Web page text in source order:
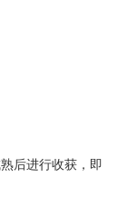
后进行收获，即